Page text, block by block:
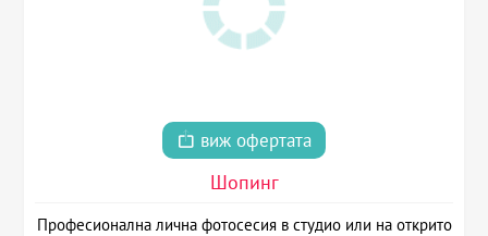
виж офертата
Шопинг
Професионална лична фотосесия в студио или на открито